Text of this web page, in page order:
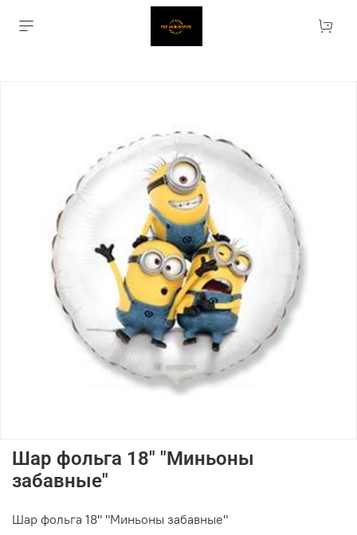
Шар фольга 18" "Миньоны
забавные"
Шар фольга 18" "Миньоны забавные"